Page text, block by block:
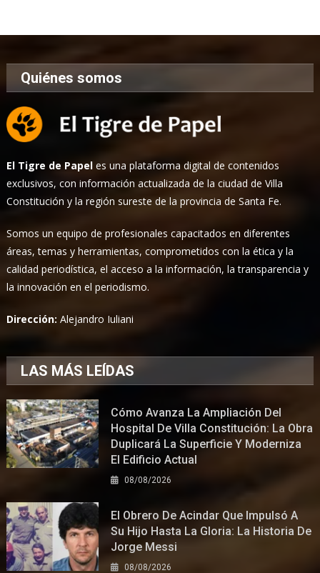
Quiénes somos
El Tigre de Papel es una plataforma digital de contenidos
exclusivos, con información actualizada de la ciudad de Villa
Constitución y la región sureste de la provincia de Santa Fe.
Somos un equipo de profesionales capacitados en diferentes
áreas, temas y herramientas, comprometidos con la ética y la
calidad periodística, el acceso a la información, la transparencia y
la innovación en el periodismo.
Dirección:Alejandro Iuliani
LAS MÁS LEÍDAS
Cómo Avanza La Ampliación Del
Hospital De Villa Constitución: La Obra
Duplicará La Superficie Y Moderniza
El Edificio Actual
08/08/2026
El Obrero De Acindar Que Impulsó A
Su Hijo Hasta La Gloria: La Historia De
Jorge Messi
08/08/2026